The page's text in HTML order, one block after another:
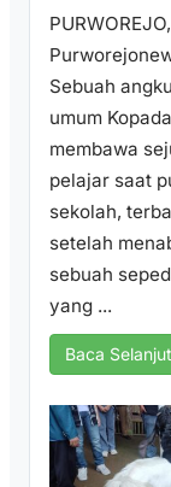
PURWOREJO,
Sebuah
umum
membawa
pelajar saat
sekolah,
setelah
sebuah
yang ...
Baca